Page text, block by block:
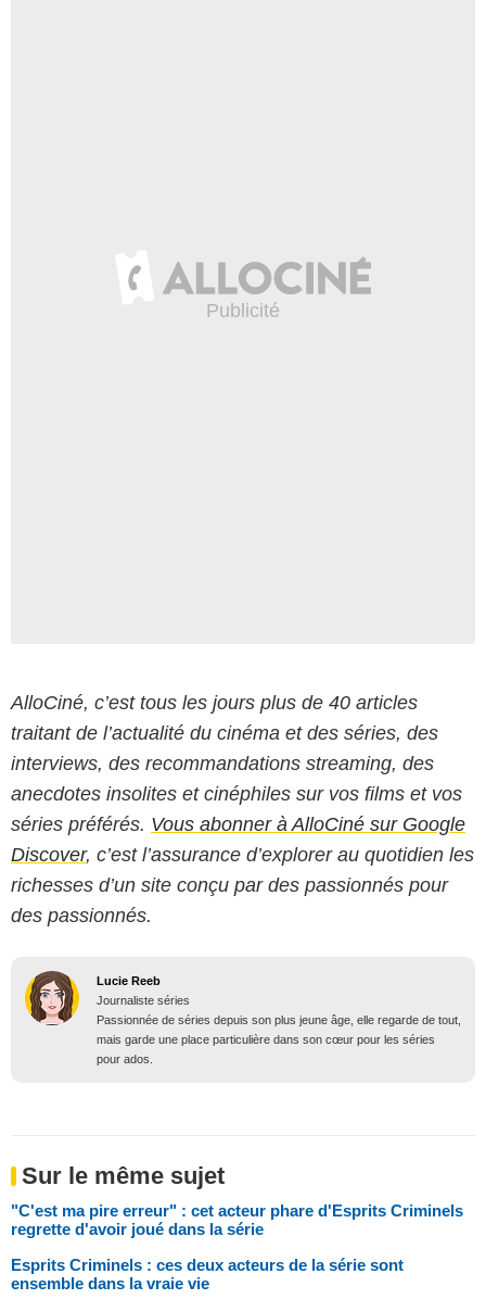
AlloCiné, c’est tous les jours plus de 40 articles
traitant de l’actualité du cinéma et des séries, des
interviews, des recommandations streaming, des
anecdotes insolites et cinéphiles sur vos films et vos
séries préférés. Vous abonner à AlloCiné sur Google
Discover, c’est l’assurance d’explorer au quotidien les
richesses d’un site conçu par des passionnés pour
des passionnés.
Lucie Reeb
Journaliste séries
Passionnée de séries depuis son plus jeune âge, elle regarde de tout,
mais garde une place particulière dans son cœur pour les séries
pour ados.
Sur le même sujet
"C'est ma pire erreur" : cet acteur phare d'Esprits Criminels
regrette d'avoir joué dans la série
Esprits Criminels : ces deux acteurs de la série sont
ensemble dans la vraie vie